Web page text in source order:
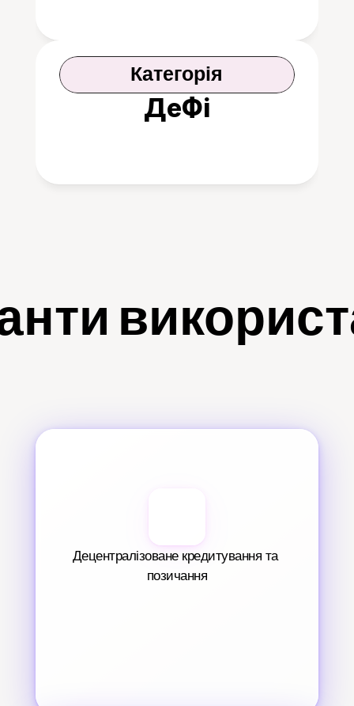
Категорія
ДеФі
Децентралізоване кредитування та
позичання